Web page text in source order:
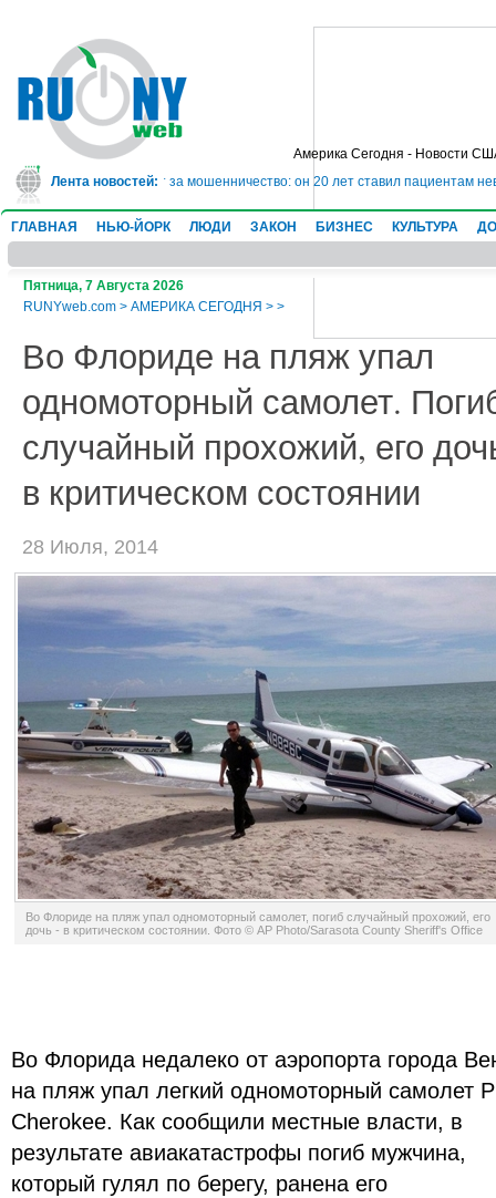
Америка Сегодня - Новости
Лента новостей:
в тюрьму на 10 лет за мошенничество: он 20 лет ставил пациентам
ГЛАВНАЯ НЬЮ-ЙОРК ЛЮДИ ЗАКОН БИЗНЕС КУЛЬТУРА
Пятница, 7 Августа 2026
RUNYweb.com > АМЕРИКА СЕГОДНЯ > >
Во Флориде на пляж упал
одномоторный самолет.
случайный прохожий, его
в критическом состоянии
28 Июля, 2014
Во Флориде на пляж упал одномоторный самолет, погиб случайный прохожий, его
дочь - в критическом состоянии. Фото © AP Photo/Sarasota County Sheriff's Office
Во Флорида недалеко от аэропорта города
на пляж упал легкий одномоторный самолет
Cherokee. Как сообщили местные власти, в
результате авиакатастрофы погиб мужчина,
который гулял по берегу, ранена его